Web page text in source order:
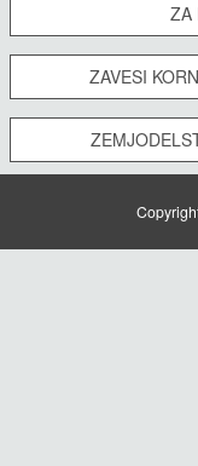
ZA
ZAVESI